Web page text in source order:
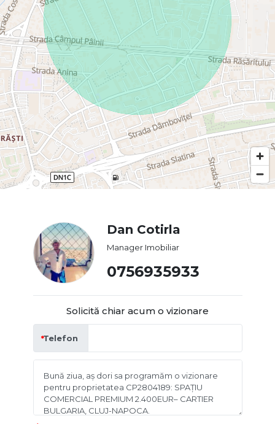
Dan Cotirla
Manager Imobiliar
0756935933
Solicită chiar acum o vizionare
Telefon